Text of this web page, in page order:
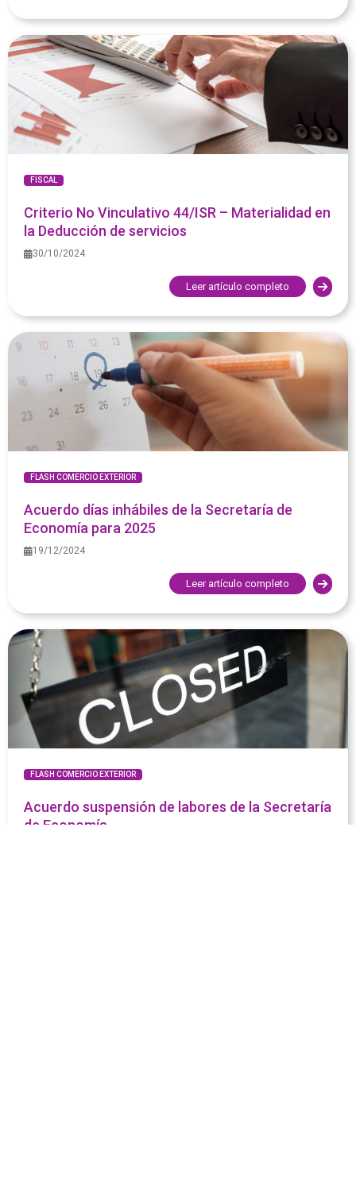
FISCAL
Criterio No Vinculativo 44/ISR – Materialidad en
la Deducción de servicios
30/10/2024
Leer artículo completo
FLASH COMERCIO EXTERIOR
Acuerdo días inhábiles de la Secretaría de
Economía para 2025
19/12/2024
Leer artículo completo
FLASH COMERCIO EXTERIOR
Acuerdo suspensión de labores de la Secretaría
de Economía